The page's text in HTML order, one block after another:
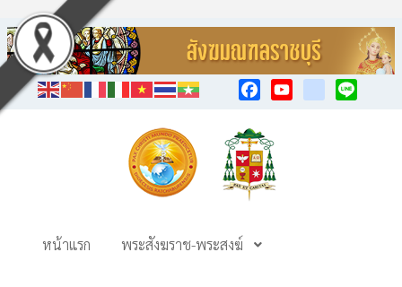
หน้าแรก พระสังฆราช-พระสงฆ์